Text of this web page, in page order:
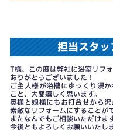
担当スタ
T様、この度は弊社に浴室リフ
ありがとうございました！
ご主人様が浴槽にゆっくり浸
こと、大変嬉しく思います。
奥様と娘様にもお打合せから沢
素敵なリフォームにすることが
またなんでもご相談いただけま
今後ともよろしくお願いいたし